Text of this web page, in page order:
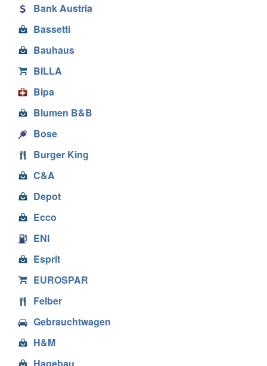
Bank Austria
Bassetti
Bauhaus
BILLA
Bipa
Blumen B&B
Bose
Burger King
C&A
Depot
Ecco
ENI
Esprit
EUROSPAR
Felber
Gebrauchtwagen
H&M
Hagebau